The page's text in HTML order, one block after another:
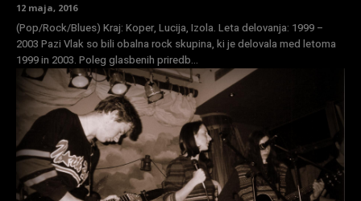
12 maja, 2016
(Pop/Rock/Blues) Kraj: Koper, Lucija, Izola. Leta delovanja: 1999 –
2003 Pazi Vlak so bili obalna rock skupina, ki je delovala med letoma
1999 in 2003. Poleg glasbenih priredb...